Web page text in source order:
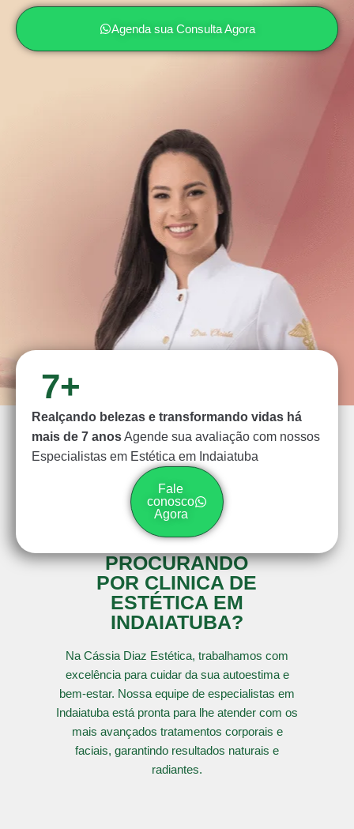
Agenda sua Consulta Agora
7+
Realçando belezas e transformando vidas há
mais de 7 anosAgende sua avaliação com nossos
Especialistas em Estética em Indaiatuba
Fale
conosco
Agora
PROCURANDO
POR CLINICA DE
ESTÉTICA EM
INDAIATUBA?
Na Cássia Diaz Estética, trabalhamos com
excelência para cuidar da sua autoestima e
bem-estar. Nossa equipe de especialistas em
Indaiatuba está pronta para lhe atender com os
mais avançados tratamentos corporais e
faciais, garantindo resultados naturais e
radiantes.